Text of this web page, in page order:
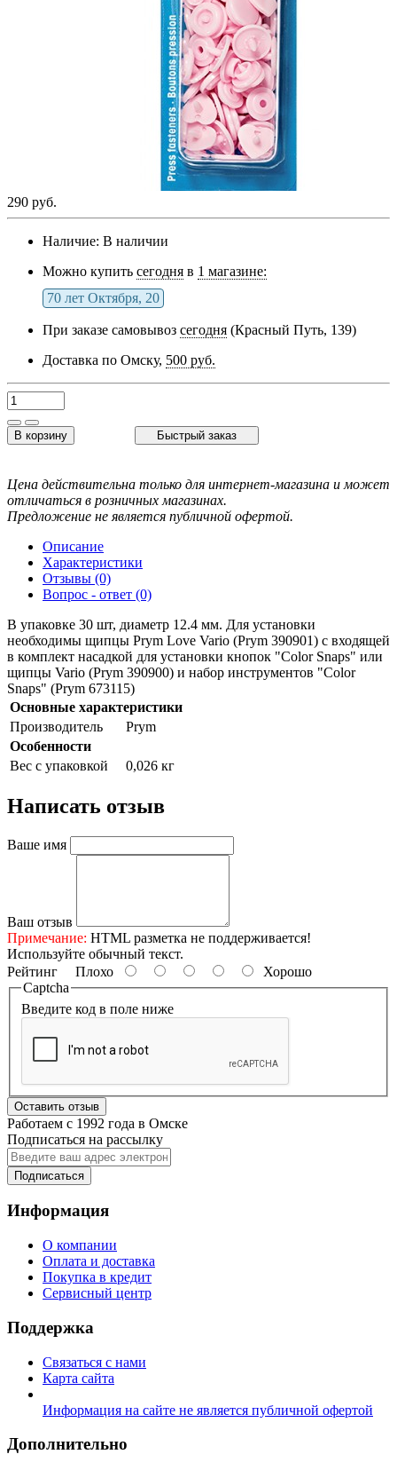
290 руб.
Наличие: В наличии
Можно купить сегодня в 1 магазине:
70 лет Октября, 20
При заказе самовывоз сегодня (Красный Путь, 139)
Доставка по Омску, 500 руб.
В корзину Быстрый заказ
Цена действительна только для интернет-магазина и может
отличаться в розничных магазинах.
Предложение не является публичной офертой.
Описание
Характеристики
Отзывы (0)
Вопрос - ответ (0)
В упаковке 30 шт, диаметр 12.4 мм. Для установки
необходимы щипцы Prym Love Vario (Prym 390901) c входящей
в комплект насадкой для установки кнопок "Color Snaps" или
щипцы Vario (Prym 390900) и набор инструментов "Color
Snaps" (Prym 673115)
Основные характеристики
Производитель
Prym
Особенности
Вес с упаковкой
0,026 кг
Написать отзыв
Ваше имя
Ваш отзыв
Примечание: HTML разметка не поддерживается!
Используйте обычный текст.
Рейтинг Плохо
Хорошо
Captcha
Введите код в поле ниже
Оставить отзыв
Работаем с 1992 года в Омске
Подписаться на рассылку
Подписаться
Информация
О компании
Оплата и доставка
Покупка в кредит
Сервисный центр
Поддержка
Связаться с нами
Карта сайта
Информация на сайте не является публичной офертой
Дополнительно